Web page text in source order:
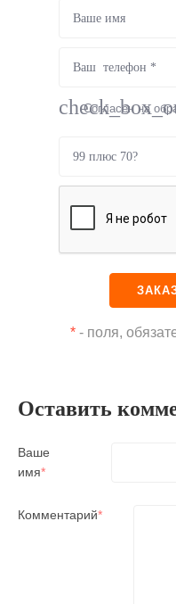
Согласен на
* - поля,
Оставить
Ваше
имя*
Комментарий*